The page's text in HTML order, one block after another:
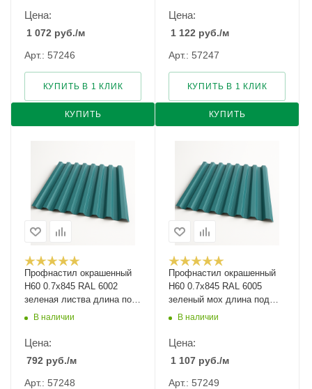
Цена:
1 072 руб./м
Арт.: 57246
КУПИТЬ
КУПИТЬ В 1 КЛИК
Цена:
1 122 руб./м
Арт.: 57247
КУПИТЬ
КУПИТЬ В 1 КЛИК
Профнастил окрашенный
Н60 0.7х845 RAL 6002
зеленая листва длина под
заказ арт.1135703
В наличии
Цена:
792 руб./м
Арт.: 57248
Профнастил окрашенный
Н60 0.7х845 RAL 6005
зеленый мох длина под
заказ арт.1051733
В наличии
Цена:
1 107 руб./м
Арт.: 57249